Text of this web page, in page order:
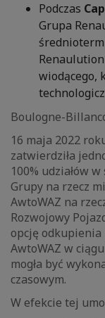
Podczas
Grupa
wiodącego,
Boulogne-
16 maja 2022
zatwierdziła
100% udziałów
Grupy na rzecz
AwtoWAZ na
Rozwojowy
opcję odkupienia
AwtoWAZ w
mogła być
czasowym.
W efekcie tej